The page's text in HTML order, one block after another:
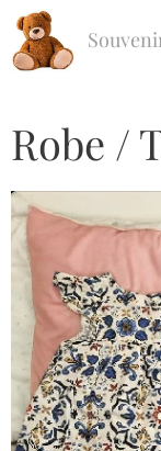
Robe /